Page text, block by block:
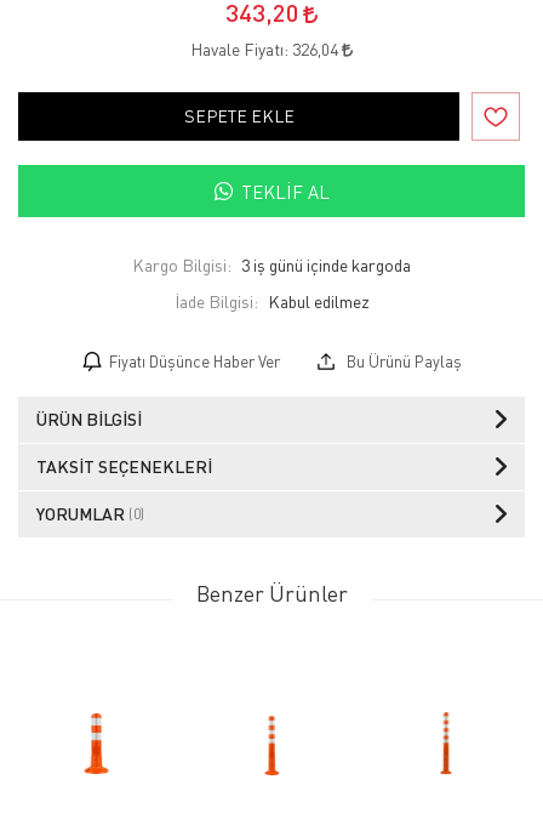
343,20
Havale Fiyatı: 326,04
SEPETE EKLE
TEKLIF AL
Kargo Bilgisi: 3 iş günü içinde kargoda
İade Bilgisi:
Fiyatı Düşünce Haber Ver Bu Ürünü Paylaş
ÜRÜN BILGISI
TAKSIT SEÇENEKLERI
YORUMLAR (0)
Benzer Ürünler